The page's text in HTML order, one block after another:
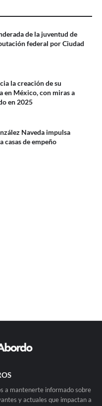
de la juventud de
federal por Ciudad
la creación de su
en México, con miras a
en 2025
Naveda impulsa
casas de empeño
a mantenerte informado sobre
y actuales que impactan a